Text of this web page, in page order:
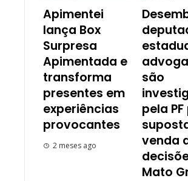
Apimentei
lança Box
Surpresa
Apimentada e
transforma
presentes em
experiências
provocantes
2 meses ago
são
pela
venda
Mato